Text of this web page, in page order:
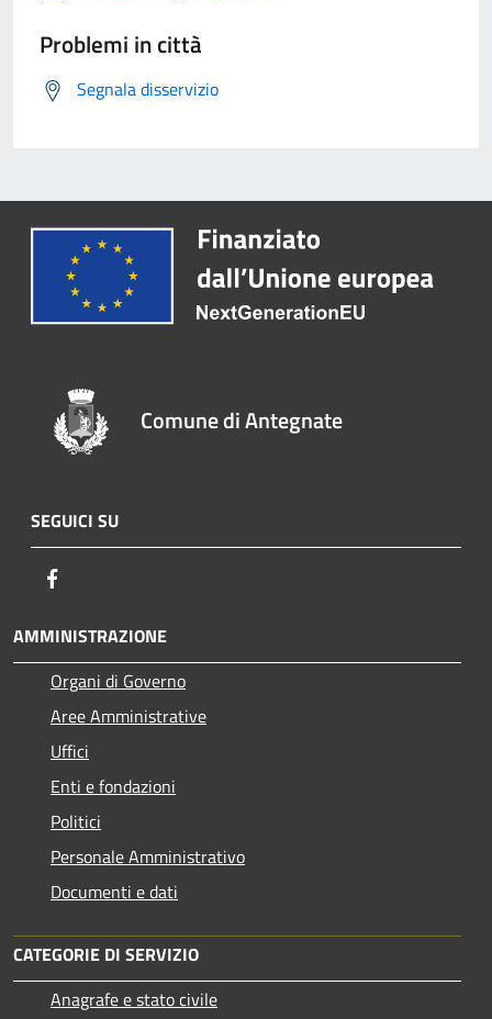
Problemi in città
Segnala disservizio
Comune di Antegnate
SEGUICI SU
AMMINISTRAZIONE
Organi di Governo
Aree Amministrative
Uffici
Enti e fondazioni
Politici
Personale Amministrativo
Documenti e dati
CATEGORIE DI SERVIZIO
Anagrafe e stato civile